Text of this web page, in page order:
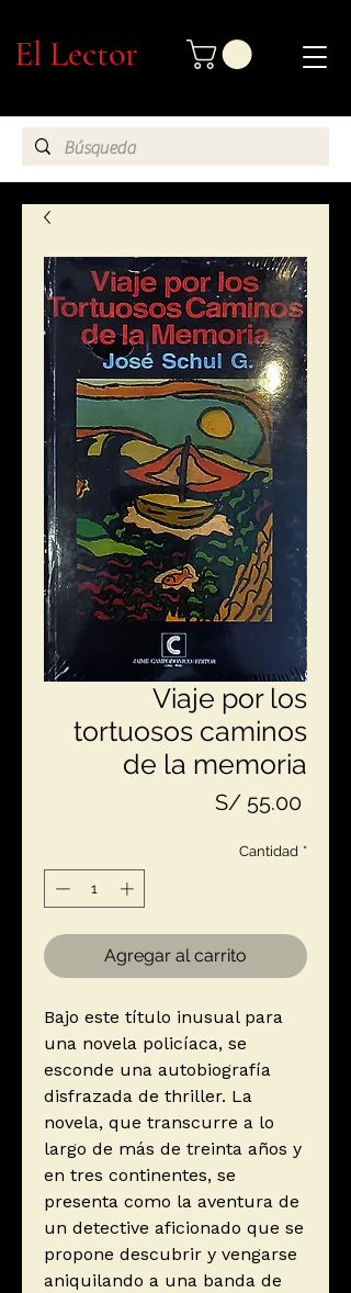
El Lector
Viaje por los
tortuosos caminos
de la memoria
S/ 55.00Precio
Cantidad *
Agregar al carrito
Bajo este título inusual para
una novela policíaca, se
esconde una autobiografía
disfrazada de thriller. La
novela, que transcurre a lo
largo de más de treinta años y
en tres continentes, se
presenta como la aventura de
un detective aficionado que se
propone descubrir y vengarse
aniquilando a una banda de